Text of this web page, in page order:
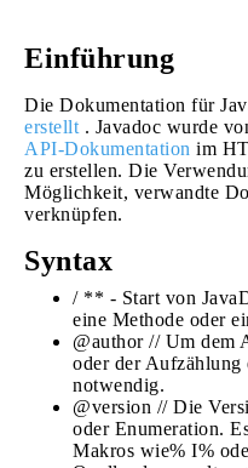
Einführung
Die Dokumentation für
erstellt . Javadoc wurde
API-Dokumentation im
zu erstellen. Die
Möglichkeit, verwandte
verknüpfen.
Syntax
/ ** - Start von
eine Methode oder
@author // Um ​​dem
oder der Aufzählung
notwendig.
@version // Die
oder Enumeration.
Makros wie% I%